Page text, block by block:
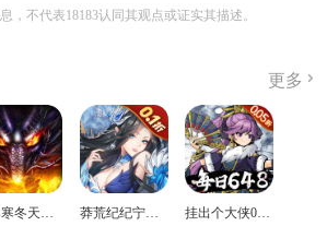
，不代表18183认同其观点或证实其描述。
更多
无尽寒冬天蛇新春送礼版 莽荒纪纪宁传奇0.1折送无限连抽版 挂出个大侠0.05折免单福利版